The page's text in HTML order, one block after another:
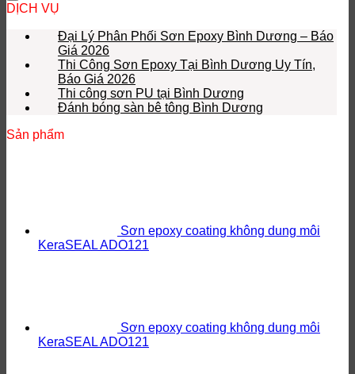
DỊCH VỤ
Đại Lý Phân Phối Sơn Epoxy Bình Dương – Báo
Giá 2026
Thi Công Sơn Epoxy Tại Bình Dương Uy Tín,
Báo Giá 2026
Thi công sơn PU tại Bình Dương
Đánh bóng sàn bê tông Bình Dương
Sản phẩm
Sơn epoxy coating không dung môi
KeraSEAL ADO121
Sơn epoxy coating không dung môi
KeraSEAL ADO121